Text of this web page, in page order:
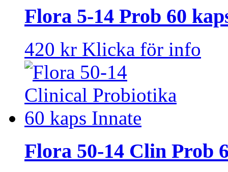
Flora 5-14 Prob 60
420 kr Klicka för info
Flora 50-14 Clin Prob